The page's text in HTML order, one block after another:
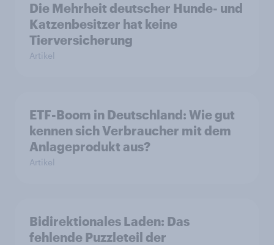
Die Mehrheit deutscher Hunde- und
Katzenbesitzer hat keine
Tierversicherung
Artikel
ETF-Boom in Deutschland: Wie gut
kennen sich Verbraucher mit dem
Anlageprodukt aus?
Artikel
Bidirektionales Laden: Das
fehlende Puzzleteil der